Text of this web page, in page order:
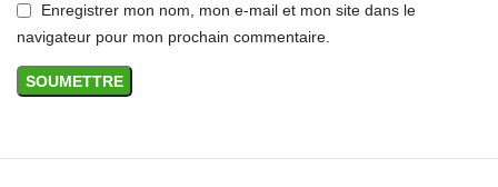
Enregistrer mon nom, mon e-mail et mon site dans le
navigateur pour mon prochain commentaire.